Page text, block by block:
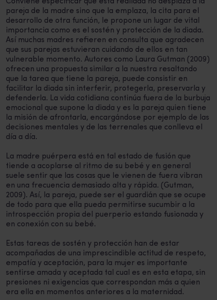
pareja de la madre sino que la emplaza, la cita para el
desarrollo de otra función, le propone un lugar de vital
importancia como es el sostén y protección de la diada.
Así muchas madres refieren en consulta que agradecen
que sus parejas estuvieran cuidando de ellos en tan
vulnerable momento. Autores como Laura Gutman (2009)
ofrecen una propuesta similar a la nuestra resaltando
que la tarea que tiene la pareja, puede consistir en
facilitar la diada sin interferir, protegerla, preservarla y
defenderla. La vida cotidiana continúa fuera de la burbuja
emocional que supone la diada y es la pareja quien tiene
la misión de afrontarla, encargándose por ejemplo de las
decisiones mentales y de las terrenales que conlleva el
día a día.
La madre puérpera está en tal estado de fusión que
tiende a acoplarse al ritmo de su bebé y en general
suele sentir que las cosas que le vienen de fuera vibran
en una frecuencia demasiado alta y rápida. (Gutman,
2009). Así, la pareja, puede ser el guardián que se ocupe
de todo para que ella pueda permitirse sucumbir a la
introspección propia del puerperio estando fusionada y
en conexión con su bebé.
Estas tareas de sostén y protección han de estar
acompañadas de una imprescindible actitud de respeto,
empatía y aceptación, para la mujer es importante
sentirse amada y aceptada tal cual es en esta etapa, sin
presiones ni exigencias que correspondan más a quien
era ella en momentos anteriores a la maternidad.